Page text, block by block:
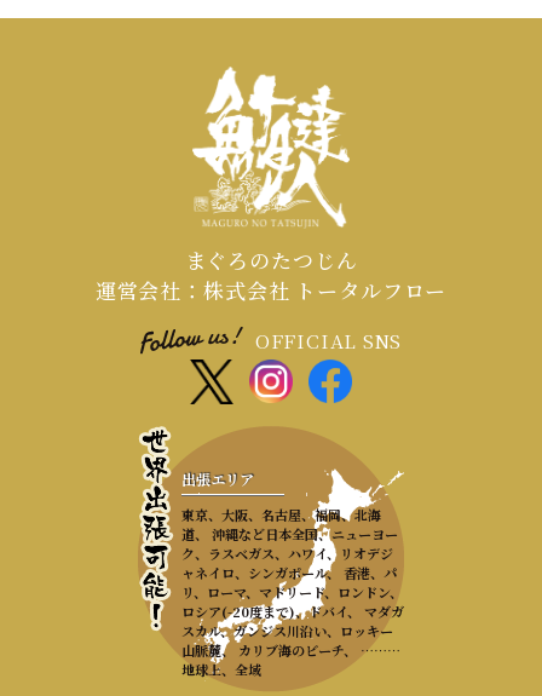
まぐろのたつじん
運営会社：株式会社 トータルフロー
OFFICIAL SNS
出張エリア
東京、大阪、名古屋、福岡、北海
道、 沖縄など日本全国、ニューヨー
ク、ラスベガス、ハワイ、リオデジ
ャネイロ、シンガポール、 香港、パ
リ、ローマ、マドリード、ロンドン、
ロシア(-20度まで)、ドバイ、 マダガ
スカル、ガンジス川沿い、ロッキー
山脈麓、 カリブ海のビーチ、 ………
地球上、全域